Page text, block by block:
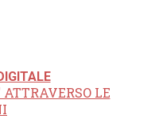
LE